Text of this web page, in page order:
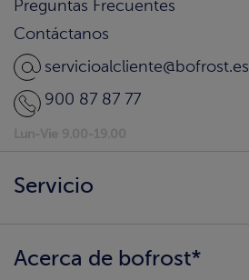
Preguntas Frecuentes
Contáctanos
servicioalcliente@bofrost.es
900 87 87 77
Servicio
¿Llegamos a tu hogar?
Acerca de bofrost*